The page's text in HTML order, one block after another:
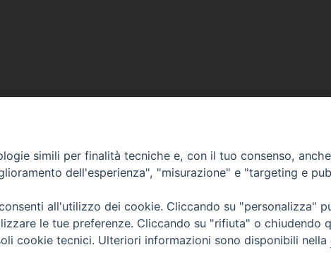
simili per finalità tecniche e, con il tuo consenso,
dell'esperienza", "misurazione" e "targeting e
all'utilizzo dei cookie. Cliccando su "personalizza"
le tue preferenze. Cliccando su "rifiuta" o chiudendo
cookie tecnici. Ulteriori informazioni sono disponibili nella